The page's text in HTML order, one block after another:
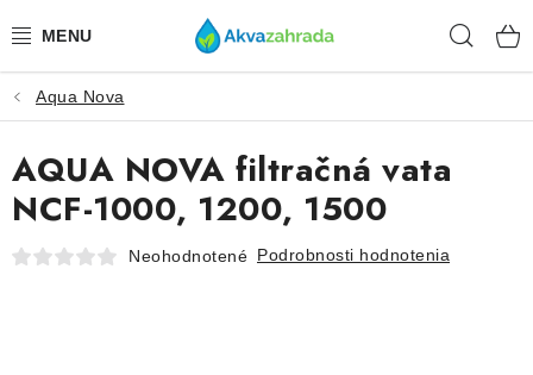
na
TECHNIKA
HNOJIVÁ
VODA
Aqua Nova
AQUA NOVA filtračná vata
NCF-1000, 1200, 1500
Neohodnotené Podrobnosti hodnotenia